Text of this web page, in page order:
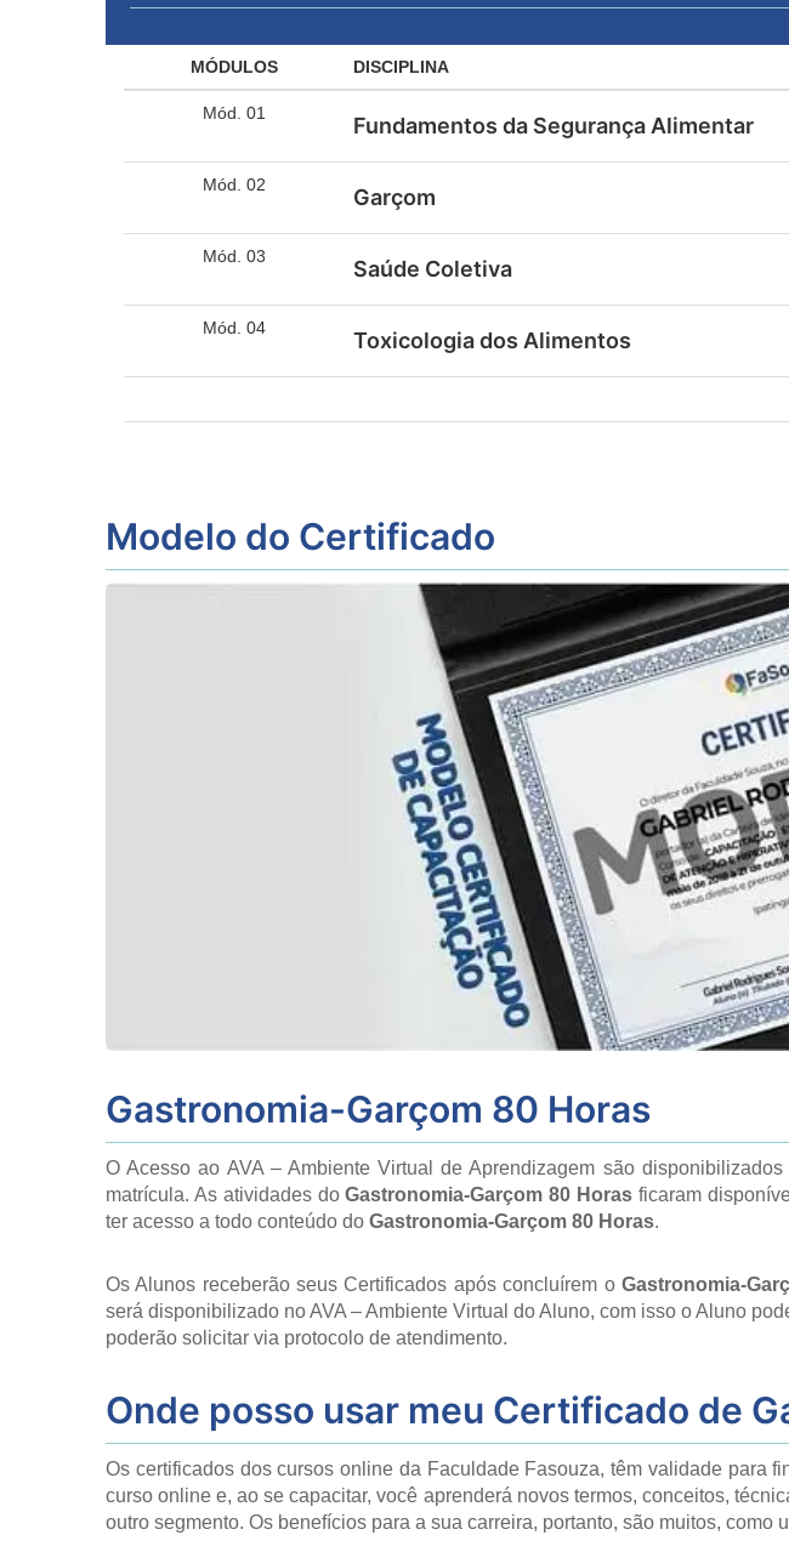
MÓDULOS DISCIPLINA
Mód. 01 Fundamentos da Segurança Alimentar
Mód. 02 Garçom
Mód. 03 Saúde Coletiva
Mód. 04 Toxicologia dos Alimentos
Modelo do Certificado
Gastronomia-Garçom 80 Horas
O Acesso ao AVA – Ambiente Virtual de Aprendizagem são
matrícula. As atividades doGastronomia-Garçom 80 Horas ficaram
ter acesso a todo conteúdo do Gastronomia-Garçom 80 Horas.
Os Alunos receberão seus Certificados após concluírem o Gastronomia-
será disponibilizado no AVA – Ambiente Virtual do Aluno, com isso o Aluno
poderão solicitar via protocolo de atendimento.
Onde posso usar meu Certificado de
Os certificados dos cursos online da Faculdade Fasouza, têm validade para
curso online e, ao se capacitar, você aprenderá novos termos, conceitos,
outro segmento. Os benefícios para a sua carreira, portanto, são muitos,